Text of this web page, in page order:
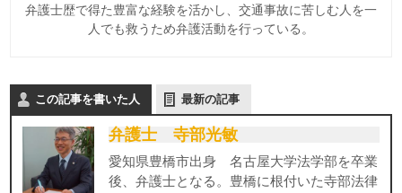
弁護士歴で得た豊富な経験を活かし、交通事故に苦しむ人を一
人でも救うため弁護活動を行っている。
この記事を書いた人 最新の記事
弁護士 寺部光敏
愛知県豊橋市出身 名古屋大学法学部を卒業
後、弁護士となる。豊橋に根付いた寺部法律